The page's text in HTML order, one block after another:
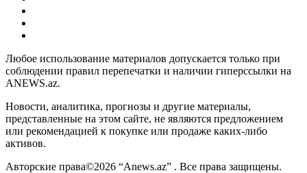
Любое использование материалов допускается только при
соблюдении правил перепечатки и наличии гиперссылки на
ANEWS.az.
Новости, аналитика, прогнозы и другие материалы,
представленные на этом сайте, не являются предложением
или рекомендацией к покупке или продаже каких-либо
активов.
Авторские права©2026 “Anews.az” . Все права защищены.